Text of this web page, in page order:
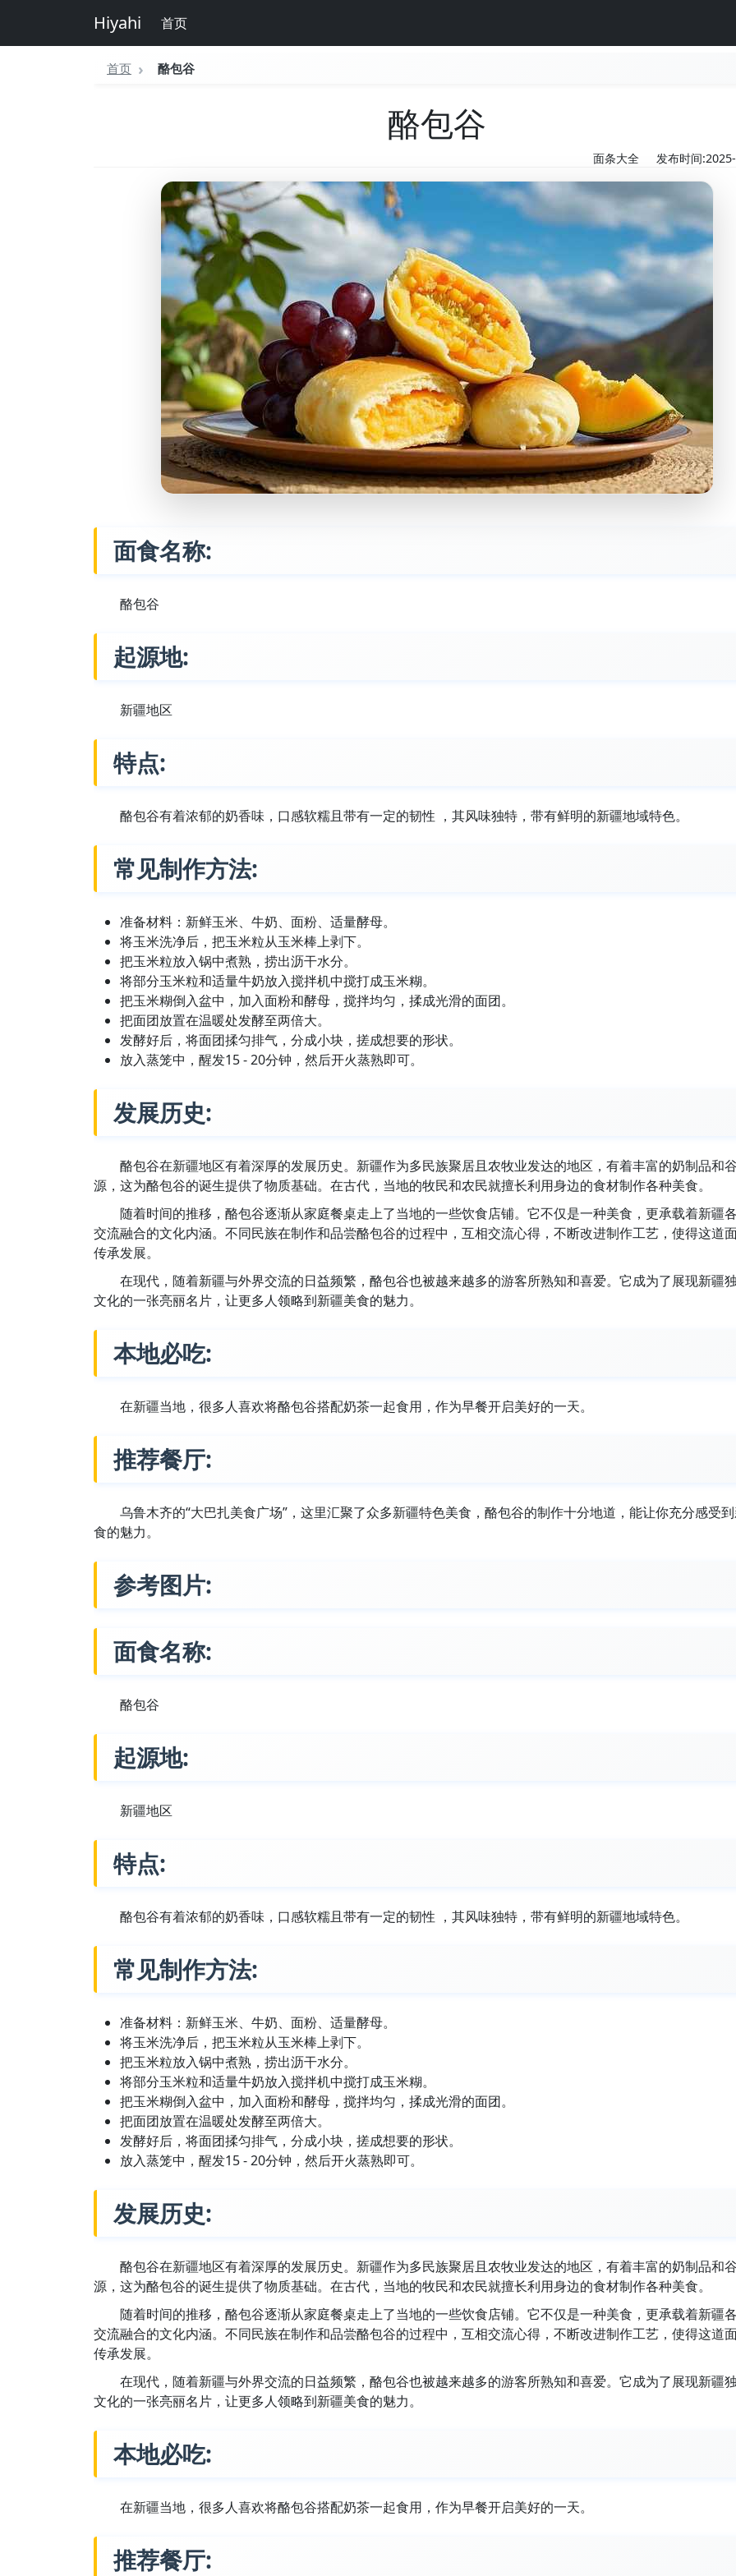
Hiyahi 首页
首页 酪包谷
酪包谷
面条大全 发布时间
面食名称:
酪包谷
起源地:
新疆地区
特点:
酪包谷有着浓郁的奶香味，口感软糯且带有一定的韧性 ，其风味独特，带有鲜明的新疆地域特色。
常见制作方法:
准备材料：新鲜玉米、牛奶、面粉、适量酵母。
将玉米洗净后，把玉米粒从玉米棒上剥下。
把玉米粒放入锅中煮熟，捞出沥干水分。
将部分玉米粒和适量牛奶放入搅拌机中搅打成玉米糊。
把玉米糊倒入盆中，加入面粉和酵母，搅拌均匀，揉成光滑的面团。
把面团放置在温暖处发酵至两倍大。
发酵好后，将面团揉匀排气，分成小块，搓成想要的形状。
放入蒸笼中，醒发15 - 20分钟，然后开火蒸熟即可。
发展历史:
酪包谷在新疆地区有着深厚的发展历史。新疆作为多民族聚居且农牧业发达的地区，有着丰富的奶制品和
源，这为酪包谷的诞生提供了物质基础。在古代，当地的牧民和农民就擅长利用身边的食材制作各种美食。
随着时间的推移，酪包谷逐渐从家庭餐桌走上了当地的一些饮食店铺。它不仅是一种美食，更承载着新疆
交流融合的文化内涵。不同民族在制作和品尝酪包谷的过程中，互相交流心得，不断改进制作工艺，使得这道
传承发展。
在现代，随着新疆与外界交流的日益频繁，酪包谷也被越来越多的游客所熟知和喜爱。它成为了展现新疆
文化的一张亮丽名片，让更多人领略到新疆美食的魅力。
本地必吃:
在新疆当地，很多人喜欢将酪包谷搭配奶茶一起食用，作为早餐开启美好的一天。
推荐餐厅:
乌鲁木齐的“大巴扎美食广场”，这里汇聚了众多新疆特色美食，酪包谷的制作十分地道，能让你充分感受
食的魅力。
参考图片:
面食名称:
酪包谷
起源地:
新疆地区
特点:
酪包谷有着浓郁的奶香味，口感软糯且带有一定的韧性 ，其风味独特，带有鲜明的新疆地域特色。
常见制作方法:
准备材料：新鲜玉米、牛奶、面粉、适量酵母。
将玉米洗净后，把玉米粒从玉米棒上剥下。
把玉米粒放入锅中煮熟，捞出沥干水分。
将部分玉米粒和适量牛奶放入搅拌机中搅打成玉米糊。
把玉米糊倒入盆中，加入面粉和酵母，搅拌均匀，揉成光滑的面团。
把面团放置在温暖处发酵至两倍大。
发酵好后，将面团揉匀排气，分成小块，搓成想要的形状。
放入蒸笼中，醒发15 - 20分钟，然后开火蒸熟即可。
发展历史:
酪包谷在新疆地区有着深厚的发展历史。新疆作为多民族聚居且农牧业发达的地区，有着丰富的奶制品和
源，这为酪包谷的诞生提供了物质基础。在古代，当地的牧民和农民就擅长利用身边的食材制作各种美食。
随着时间的推移，酪包谷逐渐从家庭餐桌走上了当地的一些饮食店铺。它不仅是一种美食，更承载着新疆
交流融合的文化内涵。不同民族在制作和品尝酪包谷的过程中，互相交流心得，不断改进制作工艺，使得这道
传承发展。
在现代，随着新疆与外界交流的日益频繁，酪包谷也被越来越多的游客所熟知和喜爱。它成为了展现新疆
文化的一张亮丽名片，让更多人领略到新疆美食的魅力。
本地必吃:
在新疆当地，很多人喜欢将酪包谷搭配奶茶一起食用，作为早餐开启美好的一天。
推荐餐厅: